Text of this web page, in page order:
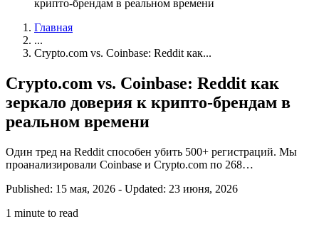
крипто-брендам в реальном времени
Главная
...
Crypto.com vs. Coinbase: Reddit как...
Crypto.com vs. Coinbase: Reddit как
зеркало доверия к крипто-брендам в
реальном времени
Один тред на Reddit способен убить 500+ регистраций. Мы
проанализировали Coinbase и Crypto.com по 268…
Published: 15 мая, 2026 - Updated: 23 июня, 2026
1 minute to read